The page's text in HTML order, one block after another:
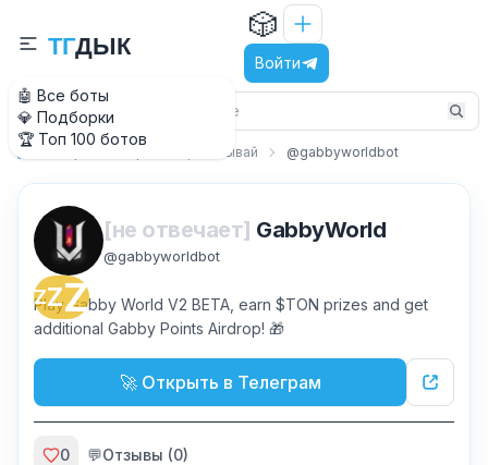
🤖 Все боты
💎 Подборки
🏆 Топ 100 ботов
ТГДЫК
🎲
Войти
Главная Играй и зарабатывай @gabbyworldbot
ZZZ
[не отвечает] GabbyWorld
@gabbyworldbot
Play Gabby World V2 BETA, earn $TON prizes and get
additional Gabby Points Airdrop! 🎁
🚀 Открыть в Телеграм
0 💬Отзывы (0)